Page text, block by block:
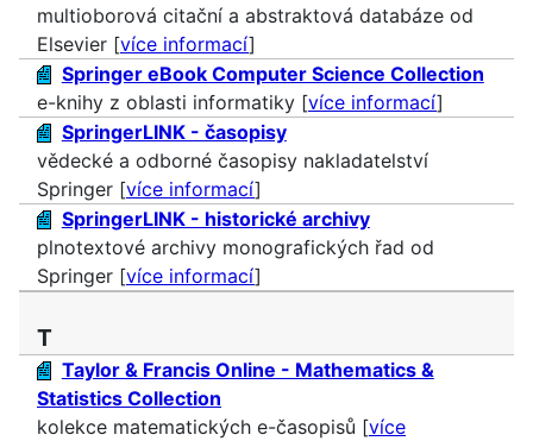
multioborová citační a abstraktová databáze od
Elsevier [více informací]
Springer eBook Computer Science Collection
e-knihy z oblasti informatiky [více informací]
SpringerLINK - časopisy
vědecké a odborné časopisy nakladatelství
Springer [více informací]
SpringerLINK - historické archivy
plnotextové archivy monografických řad od
Springer [více informací]
T
Taylor & Francis Online - Mathematics &
Statistics Collection
kolekce matematických e-časopisů [více